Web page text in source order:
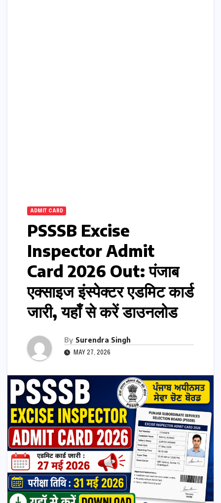
ADMIT CARD
PSSSB Excise
Inspector Admit
Card 2026 Out: पंजाब
एक्साइज इंस्पेक्टर एडमिट कार्ड
जारी, यहाँ से करें डाउनलोड
By Surendra Singh
MAY 27, 2026